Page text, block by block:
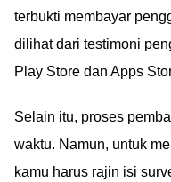
terbukti membayar
dilihat dari testimoni
Play Store dan Apps
Selain itu, proses
waktu. Namun, untuk
kamu harus rajin isi